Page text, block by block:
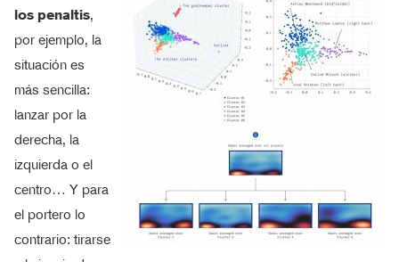
los penaltis,
por ejemplo, la
situación es
más sencilla:
lanzar por la
derecha, la
izquierda o el
centro… Y para
el portero lo
contrario: tirarse